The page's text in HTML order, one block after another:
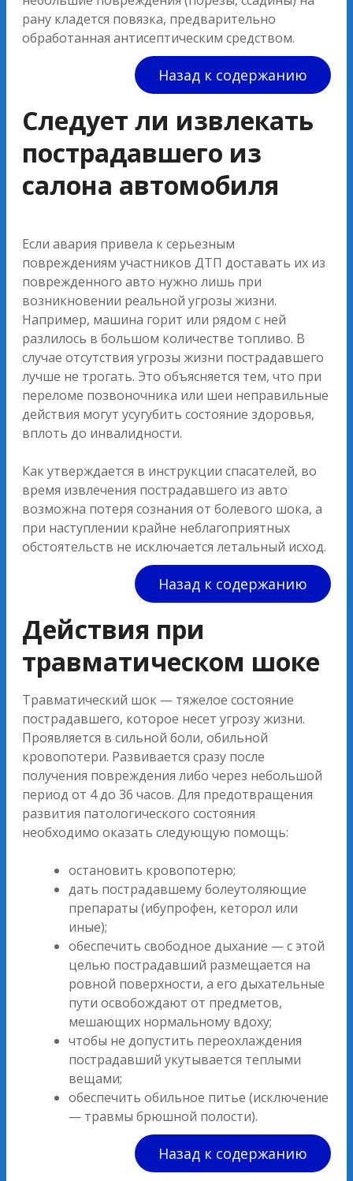
рану кладется повязка, предварительно
обработанная антисептическим средством.
Назад к содержанию
Следует ли извлекать
пострадавшего из
салона автомобиля
Если авария привела к серьезным
повреждениям участников ДТП доставать их из
поврежденного авто нужно лишь при
возникновении реальной угрозы жизни.
Например, машина горит или рядом с ней
разлилось в большом количестве топливо. В
случае отсутствия угрозы жизни пострадавшего
лучше не трогать. Это объясняется тем, что при
переломе позвоночника или шеи неправильные
действия могут усугубить состояние здоровья,
вплоть до инвалидности.
Как утверждается в инструкции спасателей, во
время извлечения пострадавшего из авто
возможна потеря сознания от болевого шока, а
при наступлении крайне неблагоприятных
обстоятельств не исключается летальный исход.
Назад к содержанию
Действия при
травматическом шоке
Травматический шок — тяжелое состояние
пострадавшего, которое несет угрозу жизни.
Проявляется в сильной боли, обильной
кровопотери. Развивается сразу после
получения повреждения либо через небольшой
период от 4 до 36 часов. Для предотвращения
развития патологического состояния
необходимо оказать следующую помощь:
остановить кровопотерю;
дать пострадавшему болеутоляющие
препараты (ибупрофен, кеторол или
иные);
обеспечить свободное дыхание — с этой
целью пострадавший размещается на
ровной поверхности, а его дыхательные
пути освобождают от предметов,
мешающих нормальному вдоху;
чтобы не допустить переохлаждения
пострадавший укутывается теплыми
вещами;
обеспечить обильное питье (исключение
— травмы брюшной полости).
Назад к содержанию